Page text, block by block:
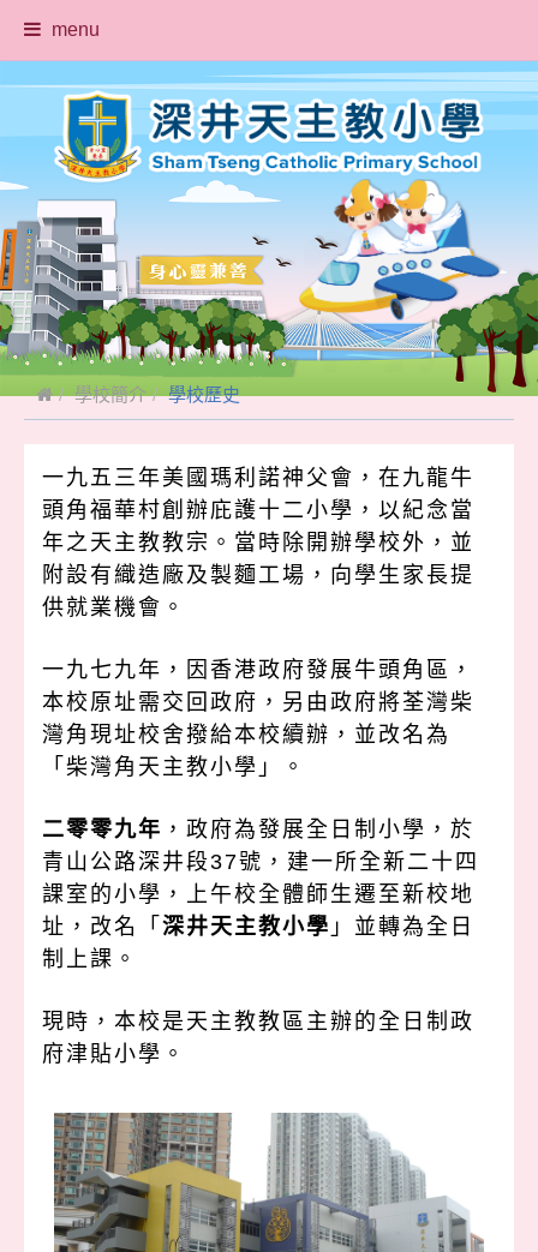
menu
學校簡介 學校歷史
一九五三年美國瑪利諾神父會，在九龍牛
頭角福華村創辦庇護十二小學，以紀念當
年之天主教教宗。當時除開辦學校外，並
附設有織造廠及製麵工場，向學生家長提
供就業機會。
一九七九年，因香港政府發展牛頭角區，
本校原址需交回政府，另由政府將荃灣柴
灣角現址校舍撥給本校續辦，並改名為
「柴灣角天主教小學」。
二零零九年 ，政府為發展全日制小學，於
青山公路深井段37號，建一所全新二十四
課室的小學，上午校全體師生遷至新校地
址，改名「 深井天主教小學 」並轉為全日
制上課。
現時，本校是天主教教區主辦的全日制政
府津貼小學。